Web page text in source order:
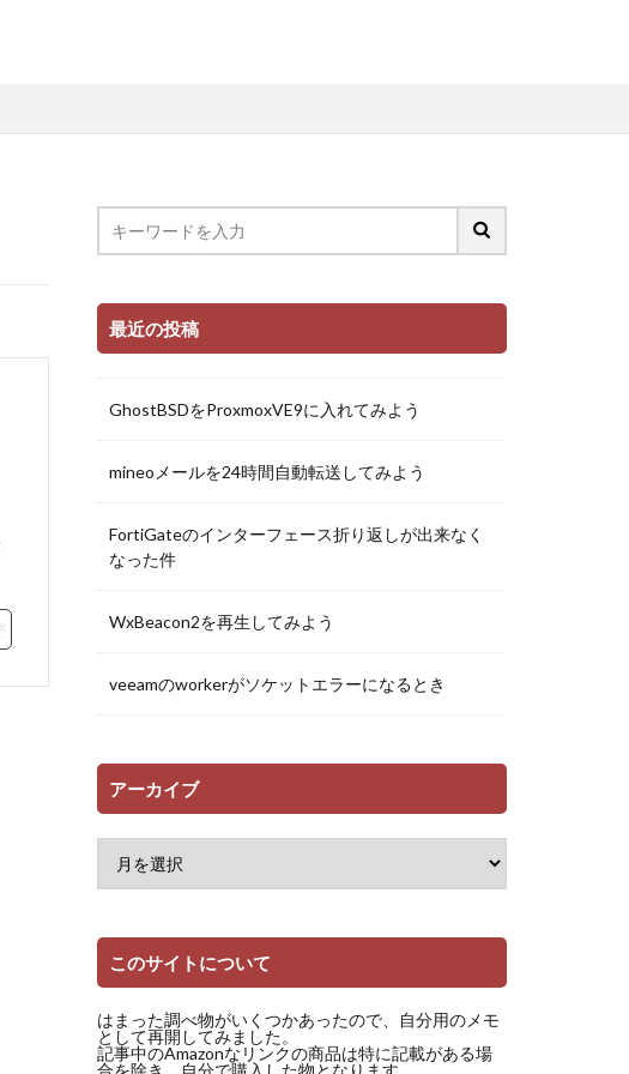
最近の投稿
GhostBSDをProxmoxVE9に入れてみよう
mineoメールを24時間自動転送してみよう
FortiGateのインターフェース折り返しが出来なく
なった件
WxBeacon2を再生してみよう
veeamのworkerがソケットエラーになるとき
アーカイブ
このサイトについて
はまった調べ物がいくつかあったので、自分用のメモ
として再開してみました。
記事中のAmazonなリンクの商品は特に記載がある場
合を除き、自分で購入した物となります。